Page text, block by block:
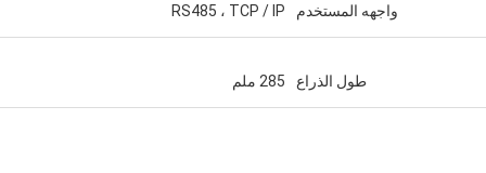
واجهه المستخدم RS485 ، TCP / IP
طول الذراع 285 ملم